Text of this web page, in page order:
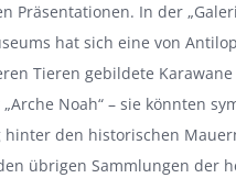
Präsentationen. In der
hat sich eine von
Tieren gebildete
Noah“ – sie könnten
den historischen
übrigen Sammlungen der